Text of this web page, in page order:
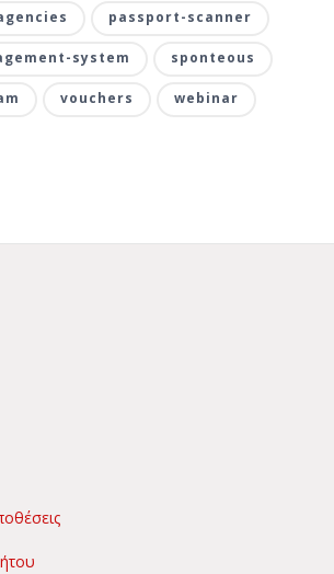
passport-scanner
system sponteous
vouchers webinar